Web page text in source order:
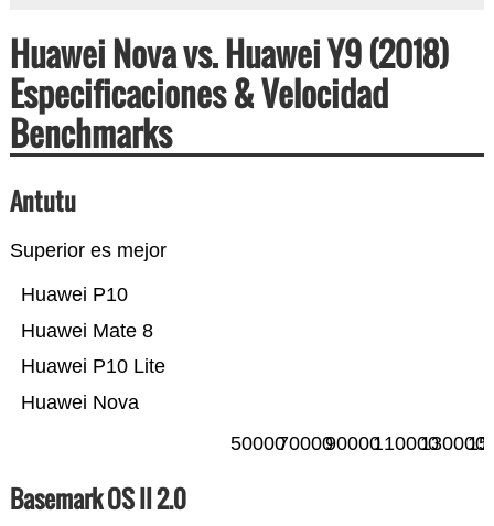
Huawei Nova vs. Huawei Y9 (2018)
Especificaciones & Velocidad
Benchmarks
Antutu
Superior es mejor
Huawei Nova
Huawei P10 Lite
Huawei Mate 8
Huawei P10
500007000090000110000130000
Basemark OS II 2.0